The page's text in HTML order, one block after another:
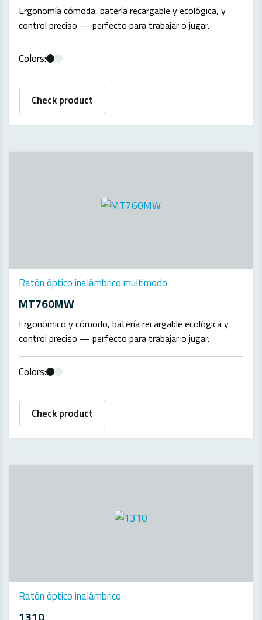
Ergonomía cómoda, batería recargable y ecológica, y
control preciso — perfecto para trabajar o jugar.
Colors:
Check product
Ratón óptico inalámbrico multimodo
MT760MW
Ergonómico y cómodo, batería recargable ecológica y
control preciso — perfecto para trabajar o jugar.
Colors:
Check product
Ratón óptico inalámbrico
1310